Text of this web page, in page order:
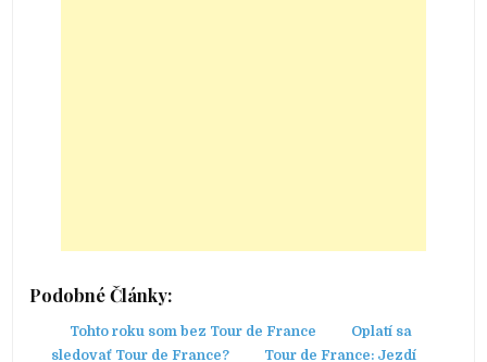
Podobné Články:
Tohto roku som bez Tour de France
Oplatí sa
sledovať Tour de France?
Tour de France: Jezdí